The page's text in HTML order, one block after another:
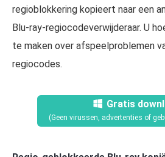
regioblokkering kopieert naar een
Blu-ray-regiocodeverwijderaar. U
te maken over afspeelproblemen
regiocodes.
Gratis
(Geen virussen, advertenties of